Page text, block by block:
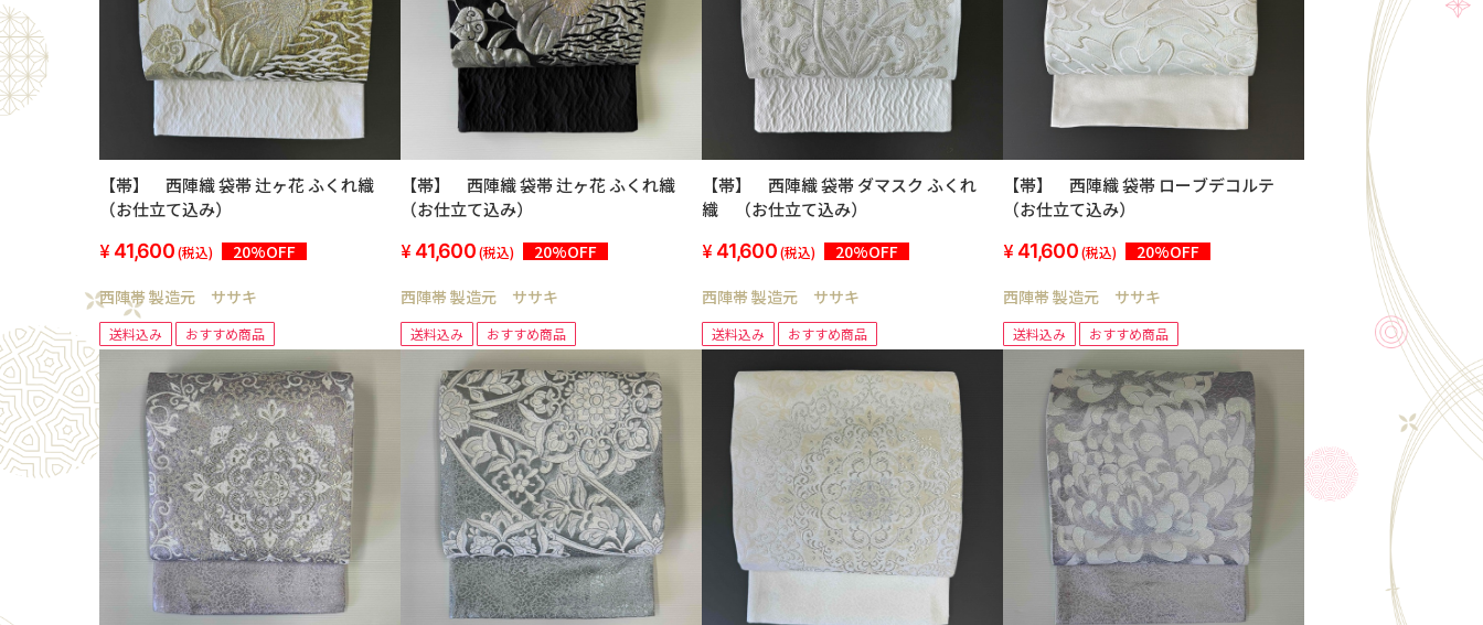
【帯】 西陣織 袋帯 辻ヶ花 ふくれ織
（お仕立て込み）
41,600(税込) 20%OFF
西陣帯 製造元 ササキ
送料込み おすすめ商品
【帯】 西陣織 袋帯 辻ヶ花 ふくれ織
（お仕立て込み）
41,600(税込) 20%OFF
西陣帯 製造元 ササキ
送料込み おすすめ商品
【帯】 西陣織 袋帯 ダマスク ふくれ
織 （お仕立て込み）
41,600(税込) 20%OFF
西陣帯 製造元 ササキ
送料込み おすすめ商品
【帯】 西陣織 袋帯 ローブデコルテ
（お仕立て込み）
41,600(税込) 20%OFF
西陣帯 製造元 ササキ
送料込み おすすめ商品